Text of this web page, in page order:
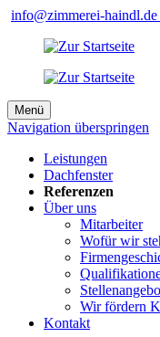
info@zimmerei-haindl.de
Menü
Navigation überspringen
Leistungen
Dachfenster
Referenzen
Über uns
Mitarbeiter
Wofür wir
Wir fördern
Kontakt